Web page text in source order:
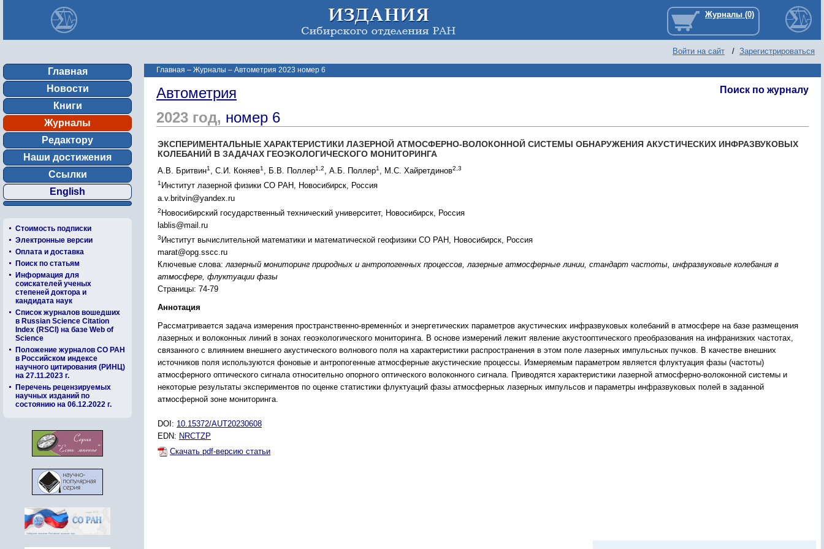
Войти на сайт / Зарегистрироваться
Главная
Новости
Книги
Журналы
Редактору
Наши достижения
Ссылки
English
Стоимость подписки
Электронные версии
Оплата и доставка
Поиск по статьям
Информация для
соискателей ученых
степеней доктора и
кандидата наук
Список журналов вошедших
в Russian Science Citation
Index (RSCI) на базе Web of
Science
Положение журналов СО РАН
в Российском индексе
научного цитирования (РИНЦ)
на 27.11.2023 г.
Перечень рецензируемых
научных изданий по
состоянию на 06.12.2022 г.
Главная – Журналы – Автометрия 2023 номер 6
Поиск по журналу
Автометрия
2023 год, номер 6
ЭКСПЕРИМЕНТАЛЬНЫЕ ХАРАКТЕРИСТИКИ ЛАЗЕРНОЙ АТМОСФЕРНО-ВОЛОКОННОЙ СИСТЕМЫ ОБНАРУЖЕНИЯ АКУСТИЧЕСКИХ ИНФРАЗВУКОВЫХ
КОЛЕБАНИЙ В ЗАДАЧАХ ГЕОЭКОЛОГИЧЕСКОГО МОНИТОРИНГА
А.В. Бритвин1 , С.И. Коняев1 , Б.В. Поллер1,2, А.Б. Поллер1 , М.С. Хайретдинов2,3
1 Институт лазерной физики СО РАН, Новосибирск, Россия
a.v.britvin@yandex.ru
2 Новосибирский государственный технический университет, Новосибирск, Россия
lablis@mail.ru
3 Институт вычислительной математики и математической геофизики СО РАН, Новосибирск, Россия
marat@opg.sscc.ru
Ключевые слова:лазерный мониторинг природных и антропогенных процессов, лазерные атмосферные линии, стандарт частоты, инфразвуковые колебания в
атмосфере, флуктуации фазы
Страницы: 74-79
Аннотация
Рассматривается задача измерения пространственно-временны́х и энергетических параметров акустических инфразвуковых колебаний в атмосфере на базе размещения
лазерных и волоконных линий в зонах геоэкологического мониторинга. В основе измерений лежит явление акустооптического преобразования на инфранизких частотах,
связанного с влиянием внешнего акустического волнового поля на характеристики распространения в этом поле лазерных импульсных пучков. В качестве внешних
источников поля используются фоновые и антропогенные атмосферные акустические процессы. Измеряемым параметром является флуктуация фазы (частоты)
атмосферного оптического сигнала относительно опорного оптического волоконного сигнала. Приводятся характеристики лазерной атмосферно-волоконной системы и
некоторые результаты экспериментов по оценке статистики флуктуаций фазы атмосферных лазерных импульсов и параметры инфразвуковых полей в заданной
атмосферной зоне мониторинга.
DOI: 10.15372/AUT20230608
EDN: NRCTZP
Скачать pdf-версию статьи